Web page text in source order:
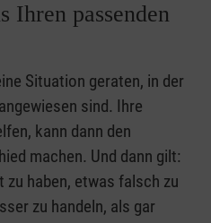
Ihren passenden
Situation geraten, in der
sind. Ihre
kann dann den
machen. Und dann gilt:
zu haben, etwas falsch zu
zu handeln, als gar